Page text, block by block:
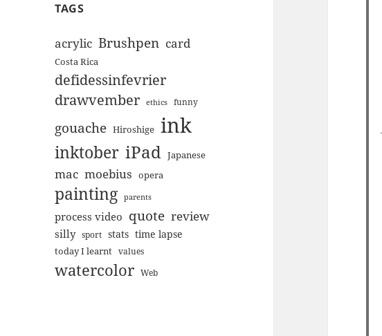
TAGS
acrylic Brushpen card
Costa Rica
defidessinfevrier
drawvember ethics funny
gouache Hiroshige ink
inktober iPad Japanese
mac moebius opera
painting parents
process video quote review
silly sport stats time lapse
today I learnt values
watercolor Web